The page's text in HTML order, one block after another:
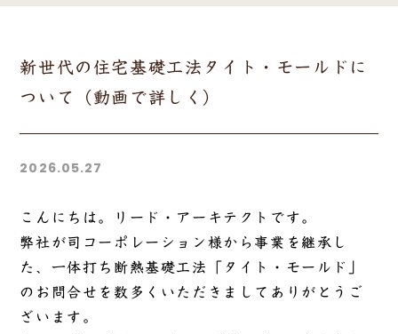
新世代の住宅基礎工法タイト・モールドに
ついて（動画で詳しく）
2026.05.27
こんにちは。リード・アーキテクトです。
弊社が司コーポレーション様から事業を継承し
た、一体打ち断熱基礎工法「タイト・モールド」
のお問合せを数多くいただきましてありがとうご
ざいます。